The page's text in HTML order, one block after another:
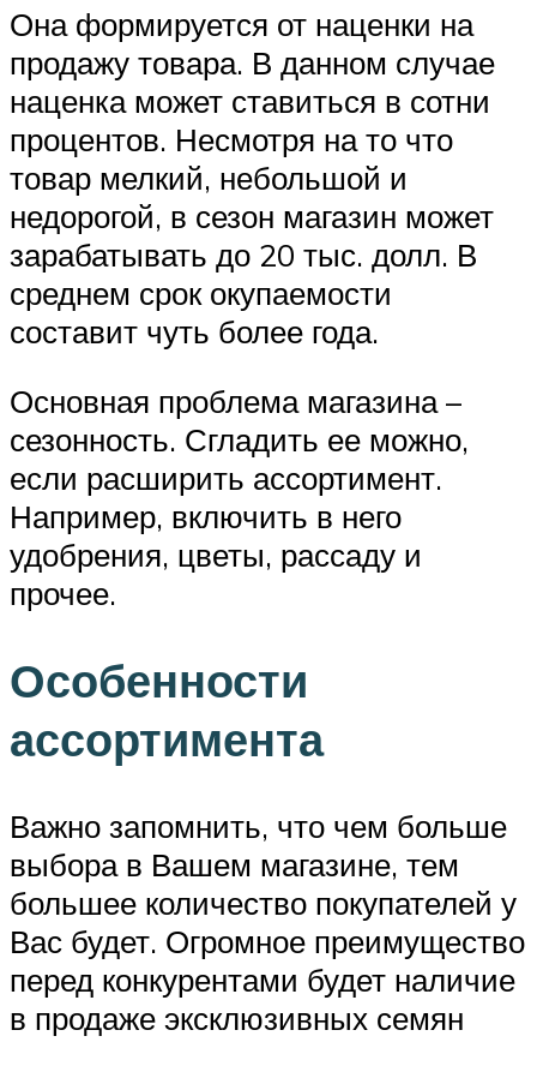
Она формируется от наценки на
продажу товара. В данном случае
наценка может ставиться в сотни
процентов. Несмотря на то что
товар мелкий, небольшой и
недорогой, в сезон магазин может
зарабатывать до 20 тыс. долл. В
среднем срок окупаемости
составит чуть более года.
Основная проблема магазина –
сезонность. Сгладить ее можно,
если расширить ассортимент.
Например, включить в него
удобрения, цветы, рассаду и
прочее.
Особенности
ассортимента
Важно запомнить, что чем больше
выбора в Вашем магазине, тем
большее количество покупателей у
Вас будет. Огромное преимущество
перед конкурентами будет наличие
в продаже эксклюзивных семян